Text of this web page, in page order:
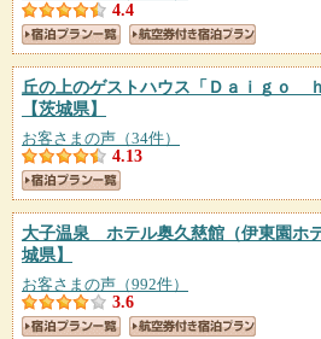
4.4
丘の上のゲストハウス「Ｄａｉｇｏ
【茨城県】
お客さまの声（34件）
4.13
大子温泉 ホテル奥久慈館（伊東園ホテ
城県】
お客さまの声（992件）
3.6